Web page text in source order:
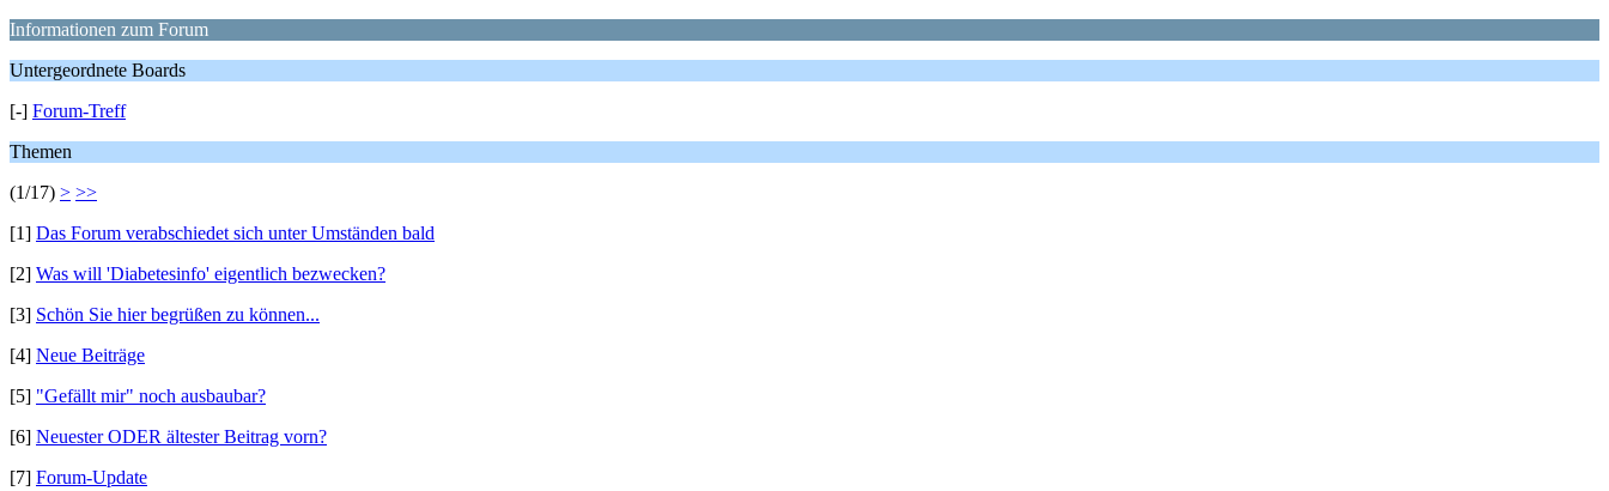
Informationen zum Forum
Untergeordnete Boards
[-] Forum-Treff
Themen
(1/17) > >>
[1] Das Forum verabschiedet sich unter Umständen bald
[2] Was will 'Diabetesinfo' eigentlich bezwecken?
[3] Schön Sie hier begrüßen zu können...
[4] Neue Beiträge
[5] "Gefällt mir" noch ausbaubar?
[6] Neuester ODER ältester Beitrag vorn?
[7] Forum-Update